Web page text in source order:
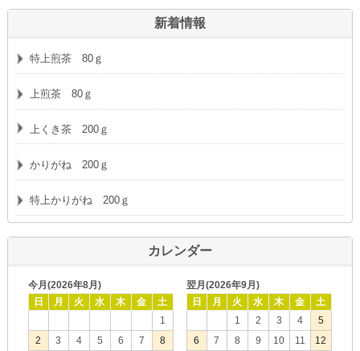
新着情報
特上煎茶 80ｇ
上煎茶 80ｇ
上くき茶 200ｇ
かりがね 200ｇ
特上かりがね 200ｇ
カレンダー
今月(2026年8月)
日
月 火 水 木 金
土
1
2
3 4 5 6 7
8
翌月(2026年9月)
日
月 火 水 木 金
土
1
2 3 4
5
6
7 8 9 10 11
12